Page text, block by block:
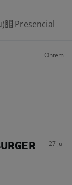
Presencial
Ontem
27 jul